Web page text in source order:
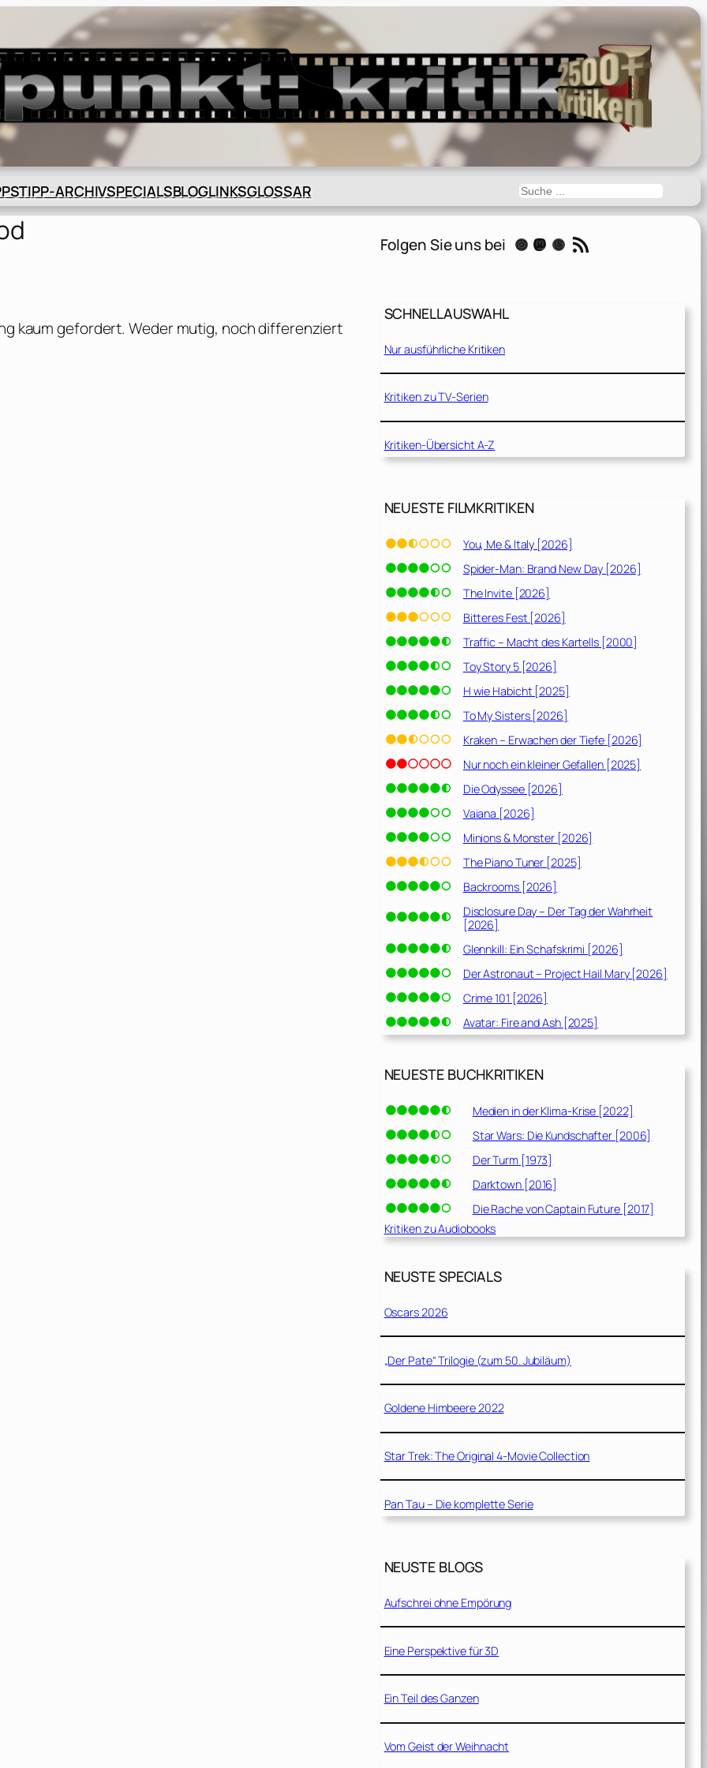
TIPP-ARCHIVSPECIALSBLOGLINKSGLOSSAR Suchen
kaum gefordert. Weder mutig, noch differenziert
Folgen Sie uns bei Instagram Mastodon Threads RSS-Feed
SCHNELLAUSWAHL
Nur ausführliche Kritiken
Kritiken zu TV-Serien
Kritiken-Übersicht A-Z
NEUESTE FILMKRITIKEN
You, Me & Italy [2026]
Spider-Man: Brand New Day [2026]
The Invite [2026]
Bitteres Fest [2026]
Traffic – Macht des Kartells [2000]
Toy Story 5 [2026]
H wie Habicht [2025]
To My Sisters [2026]
Kraken – Erwachen der Tiefe [2026]
Nur noch ein kleiner Gefallen [2025]
Die Odyssee [2026]
Vaiana [2026]
Minions & Monster [2026]
The Piano Tuner [2025]
Backrooms [2026]
Disclosure Day – Der Tag der Wahrheit
[2026]
Glennkill: Ein Schafskrimi [2026]
Der Astronaut – Project Hail Mary [2026]
Crime 101 [2026]
Avatar: Fire and Ash [2025]
NEUESTE BUCHKRITIKEN
Medien in der Klima-Krise [2022]
Star Wars: Die Kundschafter [2006]
Der Turm [1973]
Darktown [2016]
Die Rache von Captain Future [2017]
Kritiken zu Audiobooks
NEUSTE SPECIALS
Oscars 2026
„Der Pate“ Trilogie (zum 50. Jubiläum)
Goldene Himbeere 2022
Star Trek: The Original 4-Movie Collection
Pan Tau – Die komplette Serie
NEUSTE BLOGS
Aufschrei ohne Empörung
Eine Perspektive für 3D
Ein Teil des Ganzen
Vom Geist der Weihnacht